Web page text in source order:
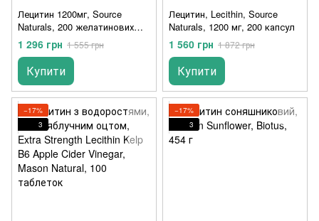
Лецитин 1200мг, Source
Naturals, 200 желатинових
капсул
1 296 грн 1 555 грн
Купити
Лецитин, Lecithin, Source
Naturals, 1200 мг, 200 капсул
1 560 грн 1 872 грн
Купити
−17%
3
−17%
3